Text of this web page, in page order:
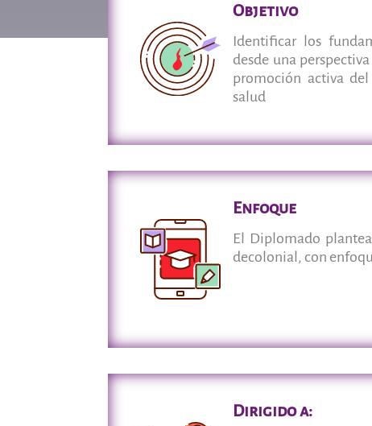
Objetivo
Identificar los
desde una
promoción activa
salud
Enfoque
El Diplomado
decolonial, con
Dirigido a: